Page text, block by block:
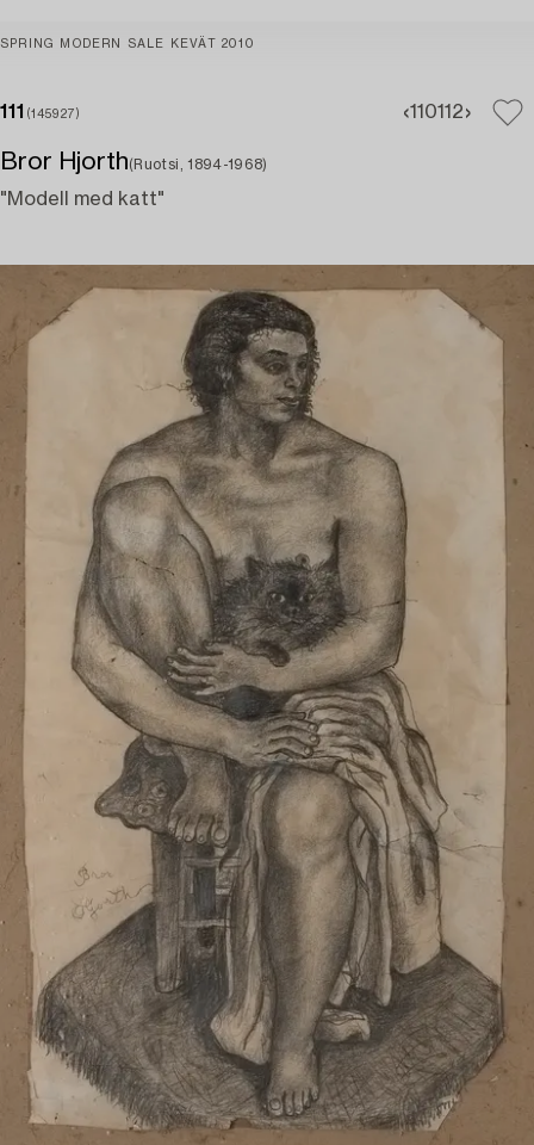
SPRING MODERN SALE KEVÄT 2010
111 (145927) 110112
Bror Hjorth(Ruotsi, 1894-1968)
"Modell med katt"